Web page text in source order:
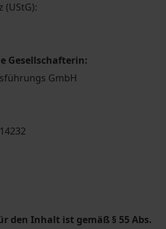
(UStG):
Gesellschafterin:
GmbH
den Inhalt ist gemäß § 55 Abs.